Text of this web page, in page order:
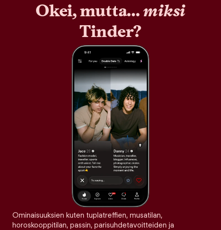
Okei, mutta...miksi
Tinder?
Ominaisuuksien kuten tuplatreffien, musatilan,
horoskooppitilan, passin, parisuhdetavoitteiden ja